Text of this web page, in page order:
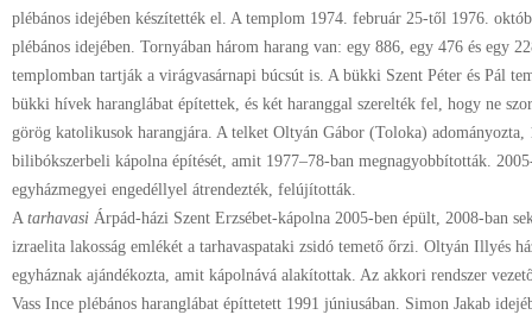
plébános idejében készítették el. A templom 1974. február 25-től 1976.
plébános idejében. Tornyában három harang van: egy 886, egy 476 és egy
templomban tartják a virágvasárnapi búcsút is. A bükki Szent Péter és Pál
bükki hívek haranglábat építettek, és két haranggal szerelték fel, hogy ne
görög katolikusok harangjára. A telket Oltyán Gábor (Toloka) adományozta,
bilibókszerbeli kápolna építését, amit 1977–78-ban megnagyobbították.
egyházmegyei engedéllyel átrendezték, felújították.
A tarhavasi Árpád-házi Szent Erzsébet-kápolna 2005-ben épült, 2008-ban
izraelita lakosság emlékét a tarhavaspataki zsidó temető őrzi. Oltyán Illyés
egyháznak ajándékozta, amit kápolnává alakítottak. Az akkori rendszer
Vass Ince plébános haranglábat építtetett 1991 júniusában. Simon Jakab